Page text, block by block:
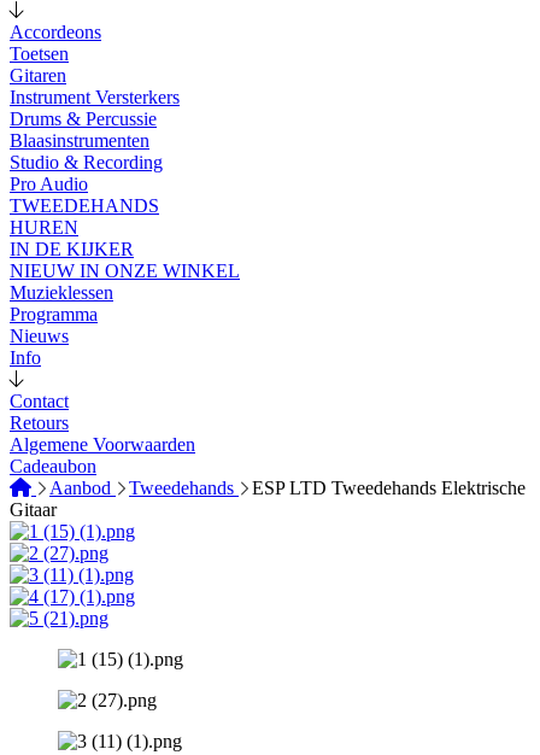
Accordeons
Toetsen
Gitaren
Instrument Versterkers
Drums & Percussie
Blaasinstrumenten
Studio & Recording
Pro Audio
TWEEDEHANDS
HUREN
IN DE KIJKER
NIEUW IN ONZE WINKEL
Muzieklessen
Programma
Nieuws
Info
Contact
Retours
Algemene Voorwaarden
Cadeaubon
Aanbod
Tweedehands
ESP LTD Tweedehands Elektrische
Gitaar